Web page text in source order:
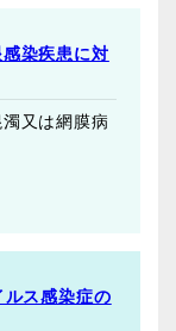
染疾患に対
又は網膜病
ス感染症の